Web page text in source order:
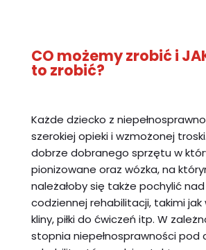
CO możemy zrobić i
to zrobić?
Każde dziecko z
szerokiej opieki i wzmożonej
dobrze dobranego sprzętu w
pionizowane oraz wózka, na
należałoby się także pochylić
codziennej rehabilitacji, takimi jak
kliny, piłki do ćwiczeń itp. W
stopnia niepełnosprawności pod